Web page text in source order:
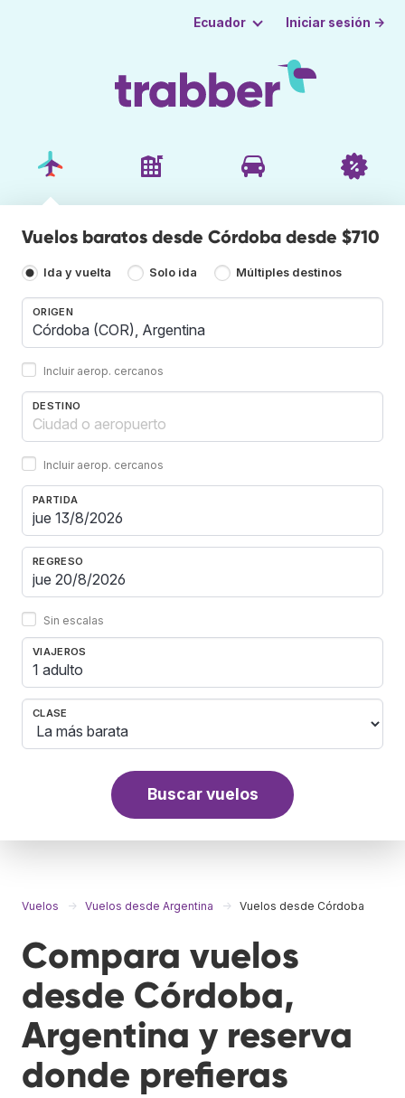
Ecuador Iniciar sesión →
Vuelos baratos desde Córdoba desde $710
Ida y vuelta Solo ida Múltiples destinos
ORIGEN
Incluir aerop. cercanos
DESTINO
Incluir aerop. cercanos
PARTIDA
REGRESO
Sin escalas
VIAJEROS
1 adulto
CLASE
Buscar vuelos
Vuelos Vuelos desde Argentina Vuelos desde Córdoba
Compara vuelos
desde Córdoba,
Argentina y reserva
donde prefieras